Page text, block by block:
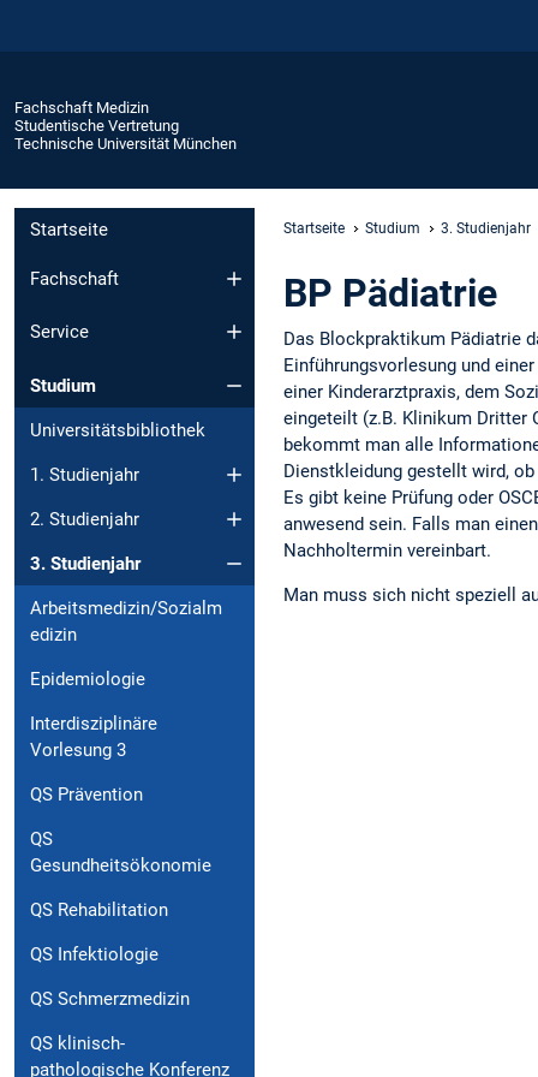
Fachschaft Medizin
Studentische Vertretung
Technische Universität München
Startseite
Fachschaft
Service
Studium
Universitätsbibliothek
1. Studienjahr
2. Studienjahr
3. Studienjahr
Arbeitsmedizin/Sozialm
edizin
Epidemiologie
Interdisziplinäre
Vorlesung 3
QS Prävention
QS
Gesundheitsökonomie
QS Rehabilitation
QS Infektiologie
QS Schmerzmedizin
QS klinisch-
pathologische Konferenz
Startseite Studium 3. Studienjahr
BP Pädiatrie
Das Blockpraktikum Pädiatrie
Einführungsvorlesung und
einer Kinderarztpraxis, dem
eingeteilt (z.B. Klinikum Dritter
bekommt man alle
Dienstkleidung gestellt wird,
Es gibt keine Prüfung oder
anwesend sein. Falls man
Nachholtermin vereinbart.
Man muss sich nicht speziell